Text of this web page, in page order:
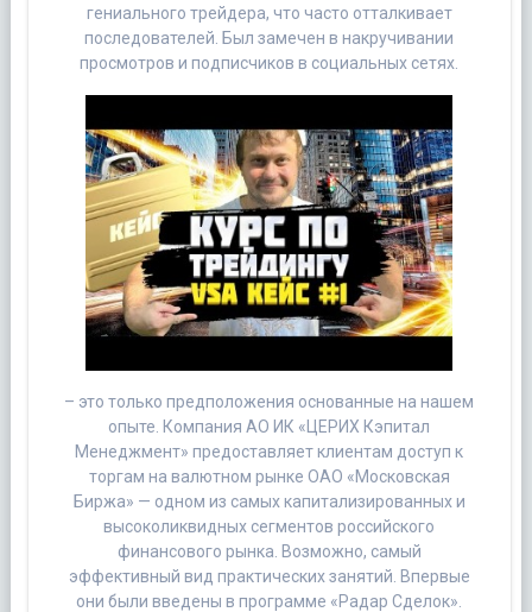
гениального трейдера, что часто отталкивает
последователей. Был замечен в накручивании
просмотров и подписчиков в социальных сетях.
– это только предположения основанные на нашем
опыте. Компания АО ИК «ЦЕРИХ Кэпитал
Менеджмент» предоставляет клиентам доступ к
торгам на валютном рынке ОАО «Московская
Биржа» — одном из самых капитализированных и
высоколиквидных сегментов российского
финансового рынка. Возможно, самый
эффективный вид практических занятий. Впервые
они были введены в программе «Радар Сделок».